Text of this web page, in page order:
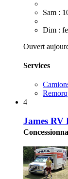
Sam :
Dim :
Ouvert
Services
4
James RV